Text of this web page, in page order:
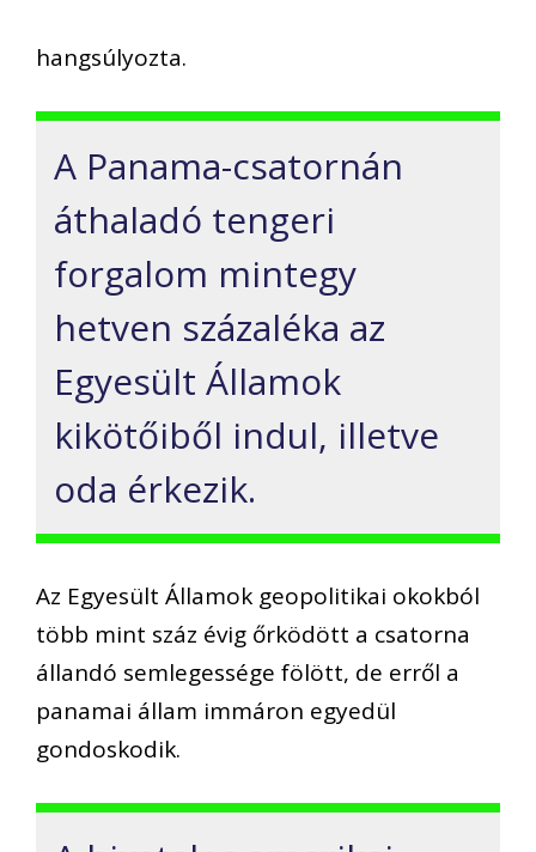
hangsúlyozta.
A Panama-csatornán
áthaladó tengeri
forgalom mintegy
hetven százaléka az
Egyesült Államok
kikötőiből indul, illetve
oda érkezik.
Az Egyesült Államok geopolitikai okokból
több mint száz évig őrködött a csatorna
állandó semlegessége fölött, de erről a
panamai állam immáron egyedül
gondoskodik.